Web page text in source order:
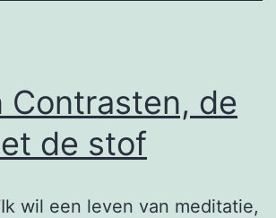
Contrasten, de
de stof
wil een leven van meditatie,